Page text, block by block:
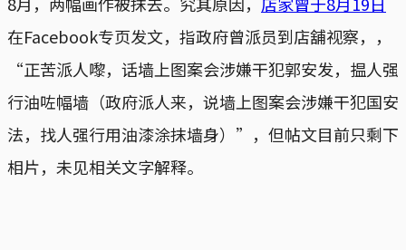
在Facebook专页发文，指政府曾派员到店舖视察，，
“正苦派人嚟，话墙上图案会涉嫌干犯郭安发，揾人强
行油咗幅墙（政府派人来，说墙上图案会涉嫌干犯国安
法，找人强行用油漆涂抹墙身）”，但帖文目前只剩下
相片，未见相关文字解释。